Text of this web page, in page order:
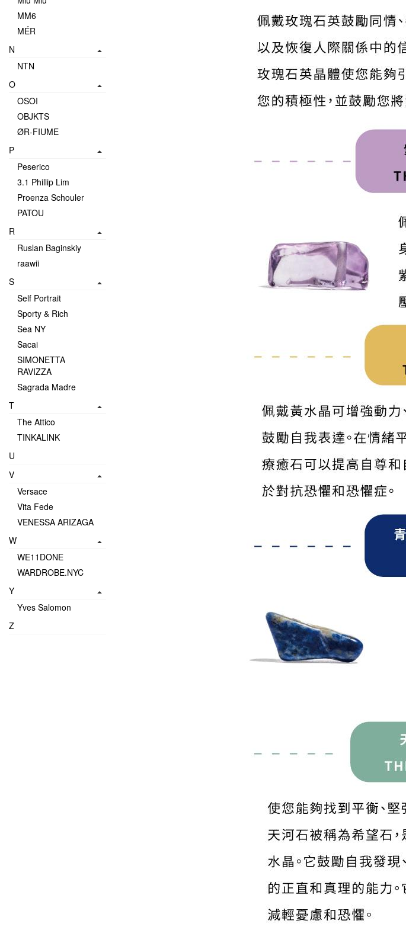
MM6
MÉR
N
NTN
O
OSOI
OBJKTS
ØR-FIUME
P
Peserico
3.1 Phillip Lim
Proenza Schouler
PATOU
R
Ruslan Baginskiy
raawii
S
Self Portrait
Sporty & Rich
Sea NY
Sacai
SIMONETTA
RAVIZZA
Sagrada Madre
T
The Attico
TINKALINK
U
V
Versace
Vita Fede
VENESSA ARIZAGA
W
WE11DONE
WARDROBE.NYC
Y
Yves Salomon
Z